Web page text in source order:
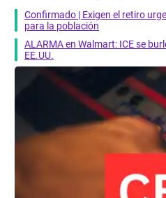
Confirmado | Exigen el retiro
para la población
ALARMA en Walmart: ICE se
EE.UU.